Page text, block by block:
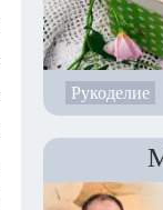
Рукоделие